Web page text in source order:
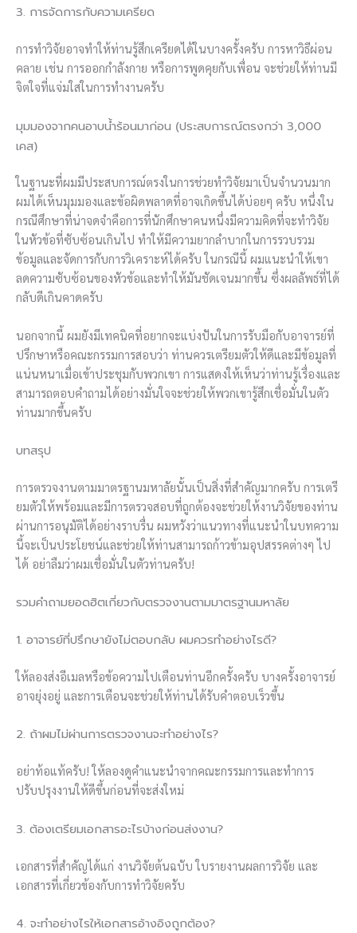
3. การจัดการกับความเครียด
การทำวิจัยอาจทำให้ท่านรู้สึกเครียดได้ในบางครั้งครับ การหาวิธีผ่อน
คลาย เช่น การออกกำลังกาย หรือการพูดคุยกับเพื่อน จะช่วยให้ท่านมี
จิตใจที่แจ่มใสในการทำงานครับ
มุมมองจากคนอาบน้ำร้อนมาก่อน (ประสบการณ์ตรงกว่า 3,000
เคส)
ในฐานะที่ผมมีประสบการณ์ตรงในการช่วยทำวิจัยมาเป็นจำนวนมาก
ผมได้เห็นมุมมองและข้อผิดพลาดที่อาจเกิดขึ้นได้บ่อยๆ ครับ หนึ่งใน
กรณีศึกษาที่น่าจดจำคือการที่นักศึกษาคนหนึ่งมีความคิดที่จะทำวิจัย
ในหัวข้อที่ซับซ้อนเกินไป ทำให้มีความยากลำบากในการรวบรวม
ข้อมูลและจัดการกับการวิเคราะห์ได้ครับ ในกรณีนี้ ผมแนะนำให้เขา
ลดความซับซ้อนของหัวข้อและทำให้มันชัดเจนมากขึ้น ซึ่งผลลัพธ์ที่ได้
กลับดีเกินคาดครับ
นอกจากนี้ ผมยังมีเทคนิคที่อยากจะแบ่งปันในการรับมือกับอาจารย์ที่
ปรึกษาหรือคณะกรรมการสอบว่า ท่านควรเตรียมตัวให้ดีและมีข้อมูลที่
แน่นหนาเมื่อเข้าประชุมกับพวกเขา การแสดงให้เห็นว่าท่านรู้เรื่องและ
สามารถตอบคำถามได้อย่างมั่นใจจะช่วยให้พวกเขารู้สึกเชื่อมั่นในตัว
ท่านมากขึ้นครับ
บทสรุป
การตรวจงานตามมาตรฐานมหาลัยนั้นเป็นสิ่งที่สำคัญมากครับ การเตรี
ยมตัวให้พร้อมและมีการตรวจสอบที่ถูกต้องจะช่วยให้งานวิจัยของท่าน
ผ่านการอนุมัติได้อย่างราบรื่น ผมหวังว่าแนวทางที่แนะนำในบทความ
นี้จะเป็นประโยชน์และช่วยให้ท่านสามารถก้าวข้ามอุปสรรคต่างๆ ไป
ได้ อย่าลืมว่าผมเชื่อมั่นในตัวท่านครับ!
รวมคำถามยอดฮิตเกี่ยวกับตรวจงานตามมาตรฐานมหาลัย
1. อาจารย์ที่ปรึกษายังไม่ตอบกลับ ผมควรทำอย่างไรดี?
ให้ลองส่งอีเมลหรือข้อความไปเตือนท่านอีกครั้งครับ บางครั้งอาจารย์
อาจยุ่งอยู่ และการเตือนจะช่วยให้ท่านได้รับคำตอบเร็วขึ้น
2. ถ้าผมไม่ผ่านการตรวจงานจะทำอย่างไร?
อย่าท้อแท้ครับ! ให้ลองดูคำแนะนำจากคณะกรรมการและทำการ
ปรับปรุงงานให้ดีขึ้นก่อนที่จะส่งใหม่
3. ต้องเตรียมเอกสารอะไรบ้างก่อนส่งงาน?
เอกสารที่สำคัญได้แก่ งานวิจัยต้นฉบับ ใบรายงานผลการวิจัย และ
เอกสารที่เกี่ยวข้องกับการทำวิจัยครับ
4. จะทำอย่างไรให้เอกสารอ้างอิงถูกต้อง?